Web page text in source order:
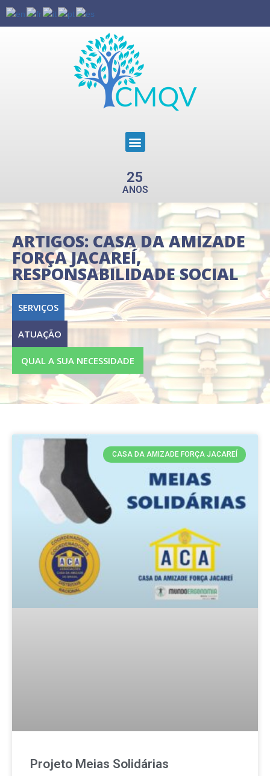
25
ANOS
ARTIGOS:CASA DA AMIZADE
FORÇA JACAREÍ,
RESPONSABILIDADE SOCIAL
SERVIÇOS
ATUAÇÃO
QUAL A SUA NECESSIDADE
CASA DA AMIZADE FORÇA JACAREÍ
Projeto Meias Solidárias